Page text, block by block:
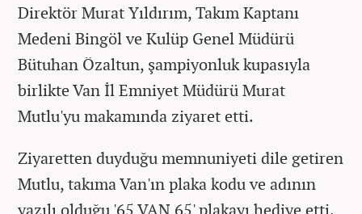
Direktör Murat Yıldırım, Takım Kaptanı
Medeni Bingöl ve Kulüp Genel Müdürü
Bütuhan Özaltun, şampiyonluk kupasıyla
birlikte Van İl Emniyet Müdürü Murat
Mutlu'yu makamında ziyaret etti.
Ziyaretten duyduğu memnuniyeti dile getiren
Mutlu, takıma Van'ın plaka kodu ve adının
yazılı olduğu '65 VAN 65' plakayı hediye etti.